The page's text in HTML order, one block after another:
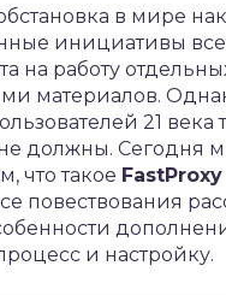
в мире
инициативы
на работу
материалов.
21 века
должны. Сегодня
что такое
повествования
и настройку.